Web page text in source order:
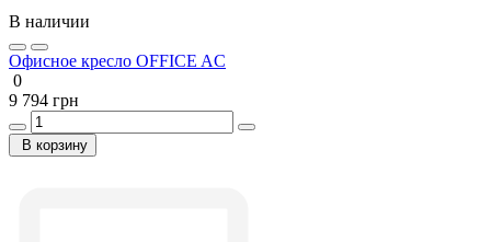
В наличии
Офисное кресло OFFICE AC
0
9 794 грн
В корзину